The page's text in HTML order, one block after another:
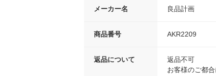
メーカー名 良品計画
商品番号 AKR2209
返品について
返品不可
お客様のご都